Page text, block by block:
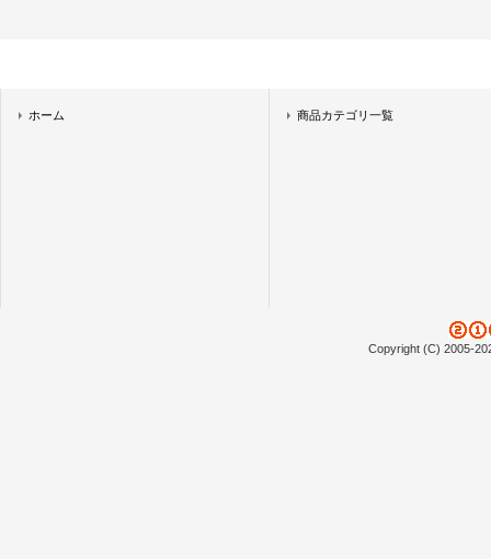
ホーム 商品カテゴリ一覧
Copyright (C) 2005-